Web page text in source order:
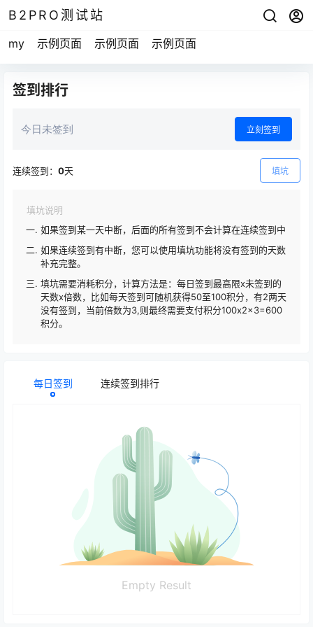
B2PRO测试站
my 示例页面 示例页面 示例页面
签到排行
今日未签到 立刻签到
连续签到： 0天 填坑
填坑说明
如果签到某一天中断，后面的所有签到不会计算在连续签到中
如果连续签到有中断，您可以使用填坑功能将没有签到的天数
补充完整。
填坑需要消耗积分，计算方法是：每日签到最高限x未签到的
天数x倍数，比如每天签到可随机获得50至100积分，有2两天
没有签到，当前倍数为3,则最终需要支付积分100x2x3=600
积分。
每日签到 连续签到排行
Empty Result